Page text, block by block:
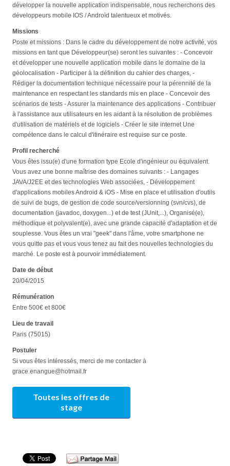
développer la nouvelle application indispensable, nous recherchons des
développeurs mobile IOS / Androïd talentueux et motivés.
Missions
Poste et missions : Dans le cadre du développement de notre activité, vos
missions en tant que Développeur(se) seront les suivantes : - Concevoir
et développer une nouvelle application mobile dans le domaine de la
géolocalisation - Participer à la définition du cahier des charges, -
Rédiger la documentation technique nécessaire pour la pérennité de la
maintenance en respectant les standards mis en place - Concevoir des
scénarios de tests - Assurer la maintenance des applications - Contribuer
à l'assistance aux utilisateurs en les aidant à la résolution de problèmes
d'utilisation de matériels et de logiciels - Créer le site internet Une
compétence dans le calcul d'itinéraire est requise sur ce poste.
Profil recherché
Vous êtes issu(e) d'une formation type Ecole d'ingénieur ou équivalent.
Vous avez une bonne maîtrise des domaines suivants : - Langages
JAVA/J2EE et des technologies Web associées, - Développement
d'applications mobiles Android & iOS - Mise en place et utilisation d'outils
de suivi de bugs, de gestion de code source/versionning (svn/cvs), de
documentation (javadoc, doxygen...) et de test (JUnit,...), Organisé(e),
méthodique et polyvalent(e), avec une grande capacité d'adaptation et de
souplesse. Vous êtes un vrai "geek" dans l'âme, votre smartphone ne
vous quitte pas et vous vous tenez au fait des nouvelles technologies du
marché. Le poste est à pourvoir immédiatement.
Date de début
20/04/2015
Rémunération
Entre 500€ et 800€
Lieu de travail
Paris (75015)
Postuler
Si vous êtes intéressés, merci de me contacter à
grace.enangue@hotmail.fr
Toutes les offres de
stage